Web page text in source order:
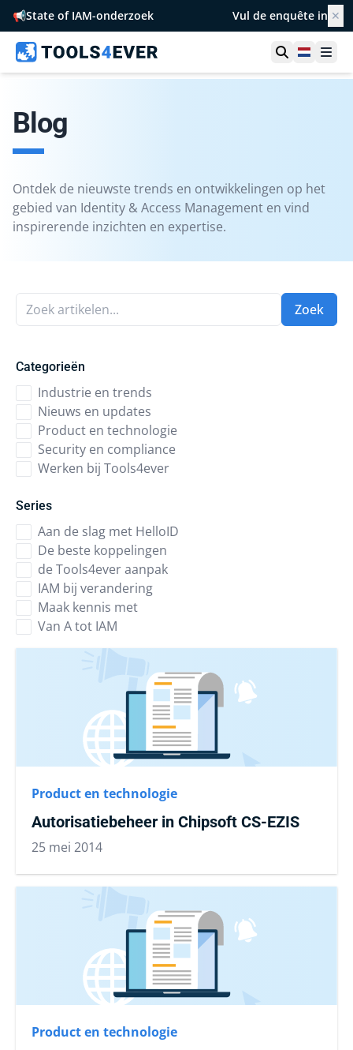
📢State of IAM-onderzoek Vul de enquête in ✕
Toon zoek
Blog
Ontdek de nieuwste trends en ontwikkelingen op het
gebied van Identity & Access Management en vind
inspirerende inzichten en expertise.
Zoek artikelen... Zoek
Categorieën
Industrie en trends
Nieuws en updates
Product en technologie
Security en compliance
Werken bij Tools4ever
Series
Aan de slag met HelloID
De beste koppelingen
de Tools4ever aanpak
IAM bij verandering
Maak kennis met
Van A tot IAM
Product en technologie
Autorisatiebeheer in Chipsoft CS-EZIS
25 mei 2014
Product en technologie